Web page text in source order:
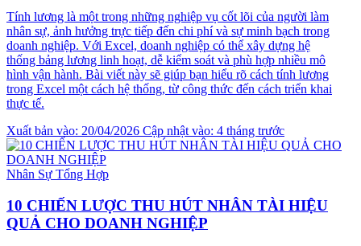
Tính lương là một trong những nghiệp vụ cốt lõi của người làm
nhân sự, ảnh hưởng trực tiếp đến chi phí và sự minh bạch trong
doanh nghiệp. Với Excel, doanh nghiệp có thể xây dựng hệ
thống bảng lương linh hoạt, dễ kiểm soát và phù hợp nhiều mô
hình vận hành. Bài viết này sẽ giúp bạn hiểu rõ cách tính lương
trong Excel một cách hệ thống, từ công thức đến cách triển khai
thực tế.
Xuất bản vào: 20/04/2026 Cập nhật vào: 4 tháng trước
Nhân Sự Tổng Hợp
10 CHIẾN LƯỢC THU HÚT NHÂN TÀI HIỆU
QUẢ CHO DOANH NGHIỆP